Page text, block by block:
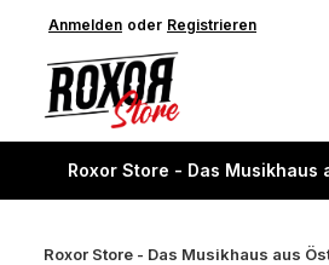
Zur Hauptnavigation
Anmelden oder Registrieren
Roxor Store - Das Musikhaus
Roxor Store - Das Musikhaus aus